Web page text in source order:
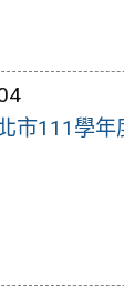
北市111學